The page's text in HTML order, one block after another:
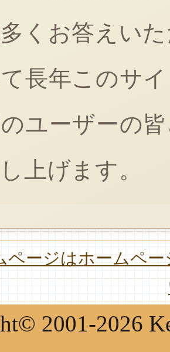
くお答えい
長年このサ
ユーザーの
上げます。
ページはホームペ
2001-2026